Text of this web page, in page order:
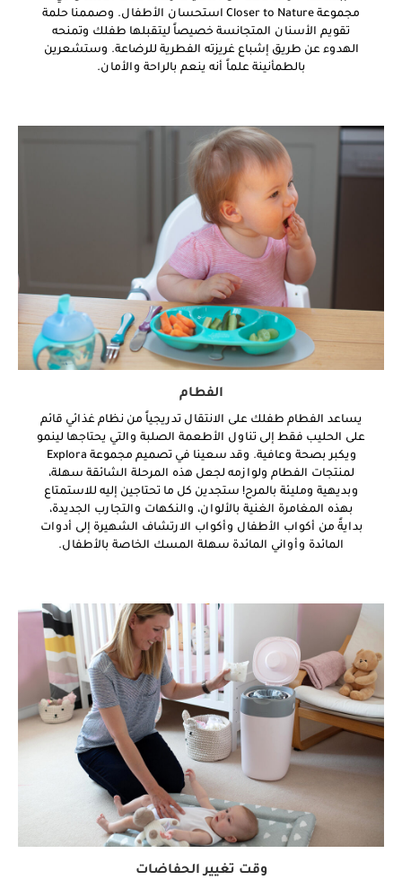
مجموعة Closer to Nature استحسان الأطفال. وصممنا حلمة
تقويم الأسنان المتجانسة خصيصاً ليتقبلها طفلك وتمنحه
الهدوء عن طريق إشباع غريزته الفطرية للرضاعة. وستشعرين
بالطمأنينة علماً أنه ينعم بالراحة والأمان.
الفطام
يساعد الفطام طفلك على الانتقال تدريجياً من نظام غذائي قائم
على الحليب فقط إلى تناول الأطعمة الصلبة والتي يحتاجها لينمو
ويكبر بصحة وعافية. وقد سعينا في تصميم مجموعة Explora
لمنتجات الفطام ولوازمه لجعل هذه المرحلة الشائقة سهلة،
وبديهية ومليئة بالمرح! ستجدين كل ما تحتاجين إليه للاستمتاع
بهذه المغامرة الغنية بالألوان، والنكهات والتجارب الجديدة،
بدايةً من أكواب الأطفال وأكواب الارتشاف الشهيرة إلى أدوات
المائدة وأواني المائدة سهلة المسك الخاصة بالأطفال.
وقت تغيير الحفاضات